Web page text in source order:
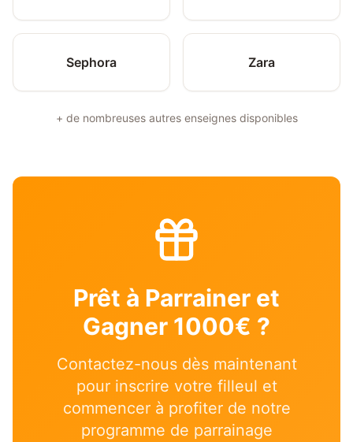
Sephora Zara
+ de nombreuses autres enseignes disponibles
Prêt à Parrainer et
Gagner 1000€ ?
Contactez-nous dès maintenant
pour inscrire votre filleul et
commencer à profiter de notre
programme de parrainage